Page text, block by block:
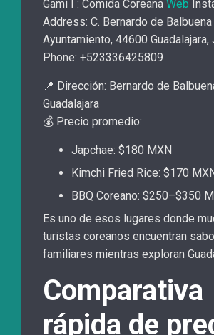
Gami I : Comida Coreana Web
Address: C. Bernardo de
Ayuntamiento, 44600 Guadalajara,
Phone: +523336425809
📍 Dirección: Bernardo de
Guadalajara
💰 Precio promedio:
Japchae: $180 MXN
Kimchi Fried Rice: $170
BBQ Coreano: $250–$350
Es uno de esos lugares donde
turistas coreanos encuentran
familiares mientras exploran
Comparativa
rápida de